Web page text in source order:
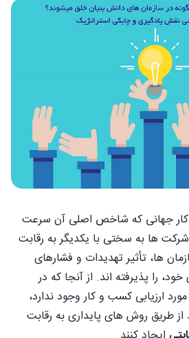
جهانی که شاخص اصلی آن سرعت
ها به سختی با یکدیگر به رقابت
ها، تأثیر تهدیدات و فشارهای
را پذیرفته اند. از آنجا که در
ارزیابی کسب و کار وجود ندارد،
از طریق روش های پایداری به رقابت